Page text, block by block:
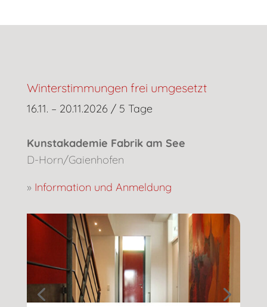
Winterstimmungen frei umgesetzt
16.11. – 20.11.2026 / 5 Tage
Kunstakademie Fabrik am See
D-Horn/Gaienhofen
» Information und Anmeldung